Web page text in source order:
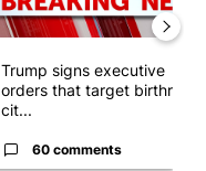
Trump signs executive
orders that target birthright
cit...
60 comments